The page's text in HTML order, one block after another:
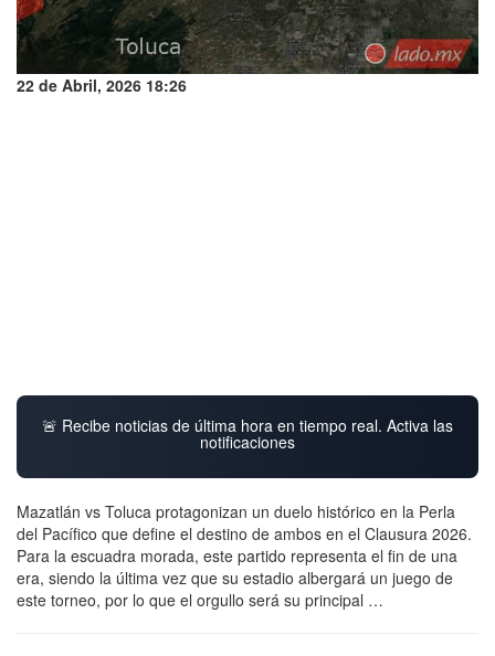
22 de Abril, 2026 18:26
🚨 Recibe noticias de última hora en tiempo real. Activa las
notificaciones
Mazatlán vs Toluca protagonizan un duelo histórico en la Perla
del Pacífico que define el destino de ambos en el Clausura 2026.
Para la escuadra morada, este partido representa el fin de una
era, siendo la última vez que su estadio albergará un juego de
este torneo, por lo que el orgullo será su principal …